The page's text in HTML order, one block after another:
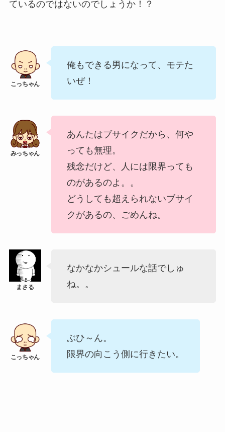
ているのではないのでしょうか！？
俺もできる男になって、モテた
いぜ！
あんたはブサイクだから、何や
っても無理。
残念だけど、人には限界っても
のがあるのよ。。
どうしても超えられないブサイ
クがあるの、ごめんね。
なかなかシュールな話でしゅ
ね。。
ぶひ～ん。
限界の向こう側に行きたい。